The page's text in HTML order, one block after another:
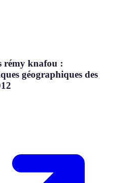
rémy knafou :
géographiques des